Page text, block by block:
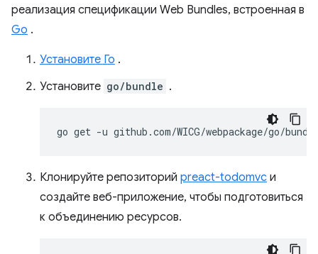
реализация спецификации Web Bundles, встроенная в
Go .
Установите Го .
Установите go/bundle .
go get -u
Клонируйте репозиторий preact-todomvc и
создайте веб-приложение, чтобы подготовиться
к объединению ресурсов.